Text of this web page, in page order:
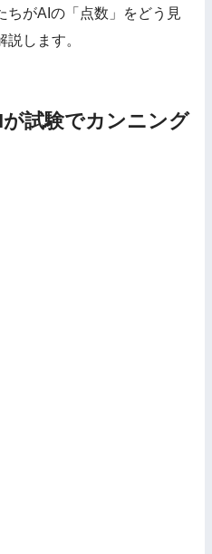
ちがAIの「点数」をどう見
します。
試験でカンニング